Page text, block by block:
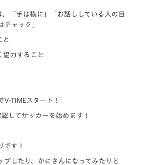
、「手は横に」「 お話ししている人の目
チャック」
と
協力すること
V-TIMEスタート！
してサッカーを始めます！
です！
プしたり、かにさんになってみたりと